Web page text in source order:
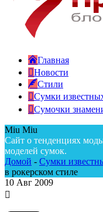
Главная
Новости
Стили
Сумки
Сумочки
Miu Miu
Сайт о тенденциях
моделей сумок.
Домой - Сумки
в рокерском стиле
10 Авг 2009